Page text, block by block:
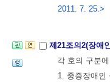
2011. 7. 25.>
제21조의2(장애
각 호의 구분
1. 중증장애